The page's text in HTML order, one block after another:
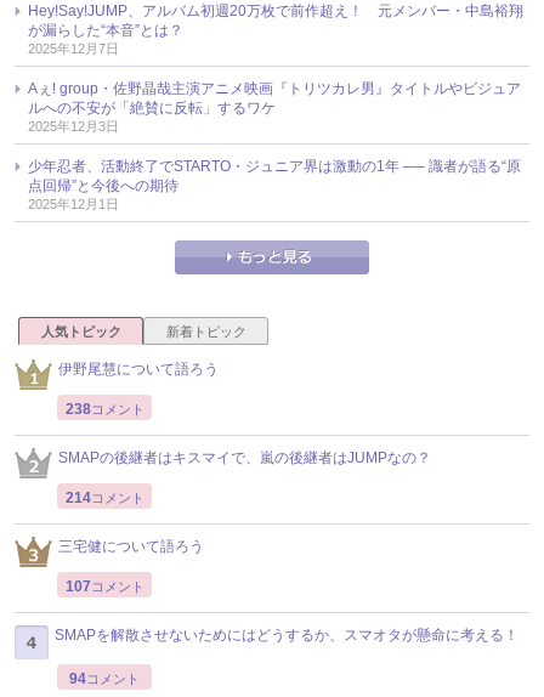
Hey!Say!JUMP、アルバム初週20万枚で前作超え！ 元メンバー・中島裕翔
が漏らした“本音”とは？
2025年12月7日
Aぇ! group・佐野晶哉主演アニメ映画『トリツカレ男』タイトルやビジュア
ルへの不安が「絶賛に反転」するワケ
2025年12月3日
少年忍者、活動終了でSTARTO・ジュニア界は激動の1年 ── 識者が語る“原
点回帰”と今後への期待
2025年12月1日
人気トピック 新着トピック
伊野尾慧について語ろう
238コメント
SMAPの後継者はキスマイで、嵐の後継者はJUMPなの？
214コメント
三宅健について語ろう
107 コメント
SMAPを解散させないためにはどうするか、スマオタが懸命に考える！
94コメント